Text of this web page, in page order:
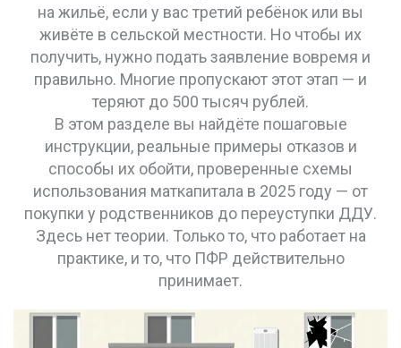
на жильё, если у вас третий ребёнок или вы
живёте в сельской местности. Но чтобы их
получить, нужно подать заявление вовремя и
правильно. Многие пропускают этот этап — и
теряют до 500 тысяч рублей.
В этом разделе вы найдёте пошаговые
инструкции, реальные примеры отказов и
способы их обойти, проверенные схемы
использования маткапитала в 2025 году — от
покупки у родственников до переуступки ДДУ.
Здесь нет теории. Только то, что работает на
практике, и то, что ПФР действительно
принимает.